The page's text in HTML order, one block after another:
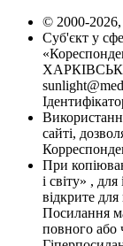
© 2000-2026,
Суб'єкт у
сайті,
При
і світу» ,
відкрите
Посилання
повного або